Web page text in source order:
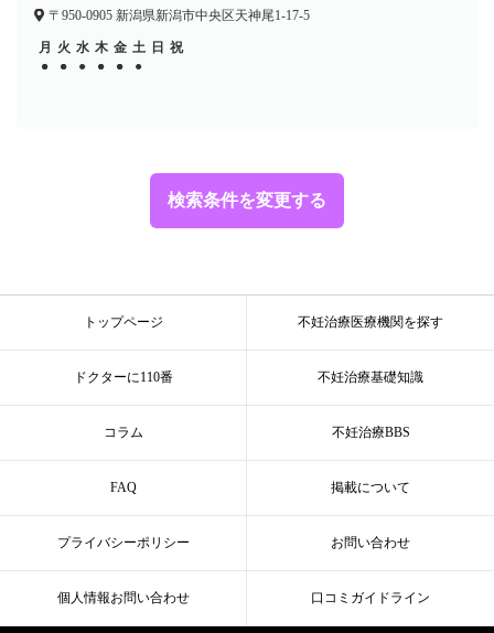
検索条件を変更する
〒950-0905 新潟県新潟市中央区天神尾1-17-5
月 火 水 木 金 土 日 祝
●
● ● ● ● ●
● ● ● ●
トップページ 不妊治療医療機関を探す
ドクターに110番 不妊治療基礎知識
コラム 不妊治療BBS
FAQ 掲載について
プライバシーポリシー お問い合わせ
個人情報お問い合わせ 口コミガイドライン